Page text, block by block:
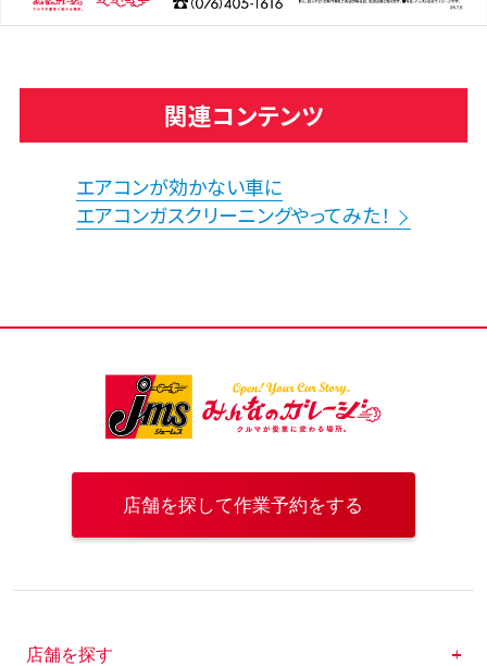
関連コンテンツ
エアコンが効かない車に
エアコンガスクリーニングやってみた！
店舗を探して作業予約をする
店舗を探す